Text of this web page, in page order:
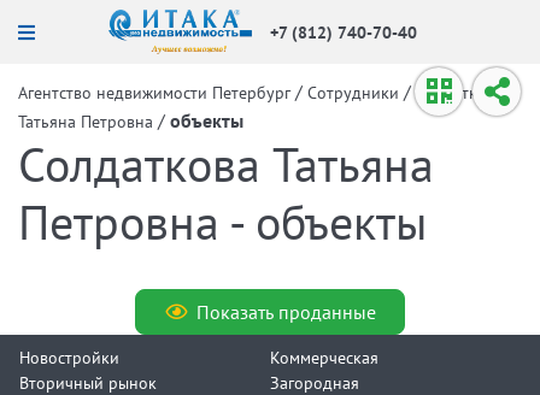
+7 (812) 740-70-40
Агентство недвижимости Петербург / Сотрудники / Солдаткова
Татьяна Петровна / объекты
Солдаткова Татьяна
Петровна - объекты
Показать проданные
Новостройки
Вторичный рынок
Коммерческая
Загородная